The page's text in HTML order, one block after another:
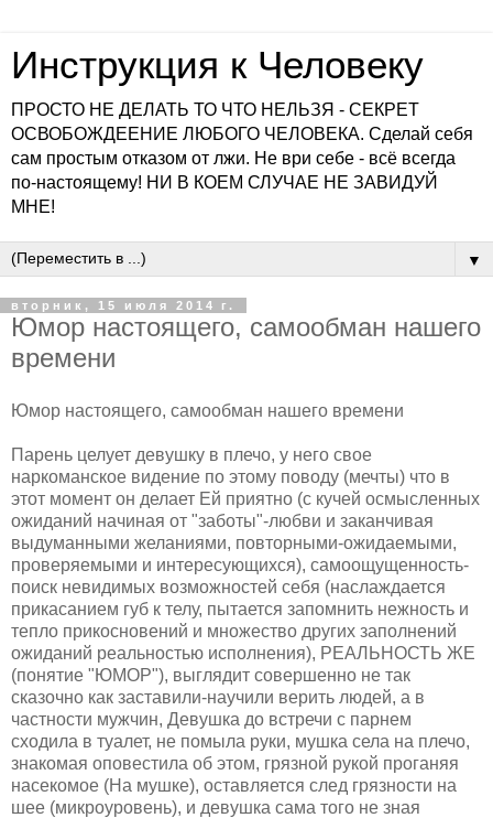
Инструкция к Человеку
ПРОСТО НЕ ДЕЛАТЬ ТО ЧТО НЕЛЬЗЯ - СЕКРЕТ
ОСВОБОЖДЕЕНИЕ ЛЮБОГО ЧЕЛОВЕКА. Сделай себя
сам простым отказом от лжи. Не ври себе - всё всегда
по-настоящему! НИ В КОЕМ СЛУЧАЕ НЕ ЗАВИДУЙ
МНЕ!
▼
вторник, 15 июля 2014 г.
Юмор настоящего, самообман нашего
времени
Юмор настоящего, самообман нашего времени
Парень целует девушку в плечо, у него свое
наркоманское видение по этому поводу (мечты) что в
этот момент он делает Ей приятно (с кучей осмысленных
ожиданий начиная от "заботы"-любви и заканчивая
выдуманными желаниями, повторными-ожидаемыми,
проверяемыми и интересующихся), самоощущенность-
поиск невидимых возможностей себя (наслаждается
прикасанием губ к телу, пытается запомнить нежность и
тепло прикосновений и множество других заполнений
ожиданий реальностью исполнения), РЕАЛЬНОСТЬ ЖЕ
(понятие "ЮМОР"), выглядит совершенно не так
сказочно как заставили-научили верить людей, а в
частности мужчин, Девушка до встречи с парнем
сходила в туалет, не помыла руки, мушка села на плечо,
знакомая оповестила об этом, грязной рукой проганяя
насекомое (На мушке), оставляется след грязности на
шее (микроуровень), и девушка сама того не зная